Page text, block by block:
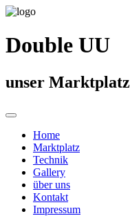
Double UU
unser Marktplatz
Home
Marktplatz
Technik
Gallery
über uns
Kontakt
Impressum